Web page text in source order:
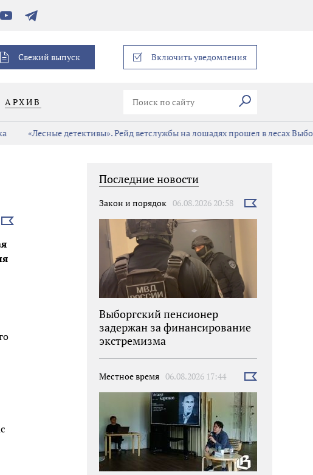
YouTubeТелеграм
Свежий выпуск Включить уведомления
АРХИВ Искать
«Лесные детективы». Рейд ветслужбы на лошадях прошел в лесах
Выбрать
Последние новости
Закон и порядок 06.08.2026 20:58
Выбрать
Выборгский пенсионер
задержан за финансирование
экстремизма
Местное время 06.08.2026 17:44
Выбрать